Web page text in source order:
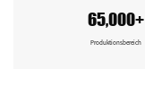
65,000+
Produktionsbereich